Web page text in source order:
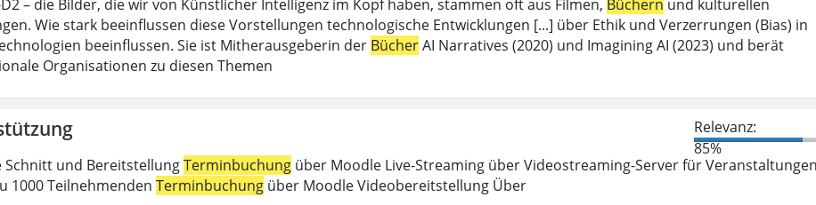
– die Bilder, die wir von Künstlicher Intelligenz im Kopf haben, stammen oft aus Filmen, Büchern und kulturellen
Wie stark beeinflussen diese Vorstellungen technologische Entwicklungen [...] über Ethik und Verzerrungen (Bias) in
beeinflussen. Sie ist Mitherausgeberin der BücherAI Narratives (2020) und Imagining AI (2023) und berät
Organisationen zu diesen Themen
Relevanz:
85%
Schnitt und BereitstellungTerminbuchung über Moodle Live-Streaming über Videostreaming-Server für
1000 Teilnehmenden Terminbuchung über Moodle Videobereitstellung Über